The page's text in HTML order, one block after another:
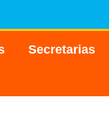
Secretarias